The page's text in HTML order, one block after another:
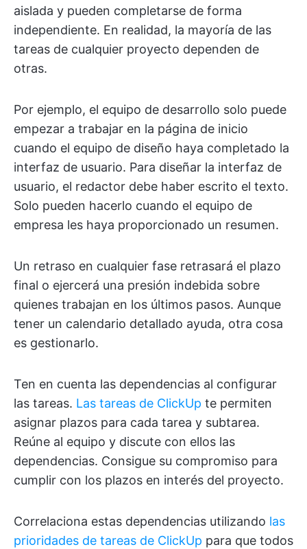
aislada y pueden completarse de forma
independiente. En realidad, la mayoría de las
tareas de cualquier proyecto dependen de
otras.
Por ejemplo, el equipo de desarrollo solo puede
empezar a trabajar en la página de inicio
cuando el equipo de diseño haya completado la
interfaz de usuario. Para diseñar la interfaz de
usuario, el redactor debe haber escrito el texto.
Solo pueden hacerlo cuando el equipo de
empresa les haya proporcionado un resumen.
Un retraso en cualquier fase retrasará el plazo
final o ejercerá una presión indebida sobre
quienes trabajan en los últimos pasos. Aunque
tener un calendario detallado ayuda, otra cosa
es gestionarlo.
Ten en cuenta las dependencias al configurar
las tareas. Las tareas de ClickUp te permiten
asignar plazos para cada tarea y subtarea.
Reúne al equipo y discute con ellos las
dependencias. Consigue su compromiso para
cumplir con los plazos en interés del proyecto.
Correlaciona estas dependencias utilizando las
prioridades de tareas de ClickUp para que todos